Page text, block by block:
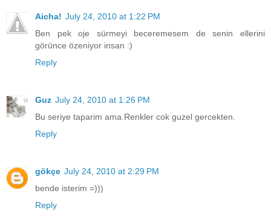
Aicha! July 24, 2010 at 1:22 PM
Ben pek oje sürmeyi beceremesem de senin ellerini
görünce özeniyor insan :)
Reply
Guz July 24, 2010 at 1:26 PM
Bu seriye taparim ama.Renkler cok guzel gercekten.
Reply
gökçe July 24, 2010 at 2:29 PM
bende isterim =)))
Reply